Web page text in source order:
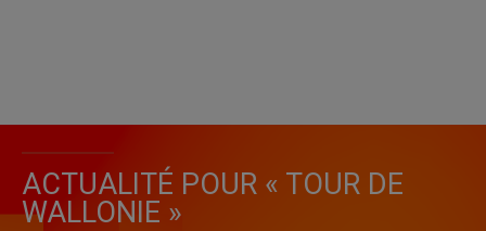
ACTUALITÉ POUR « TOUR DE
WALLONIE »